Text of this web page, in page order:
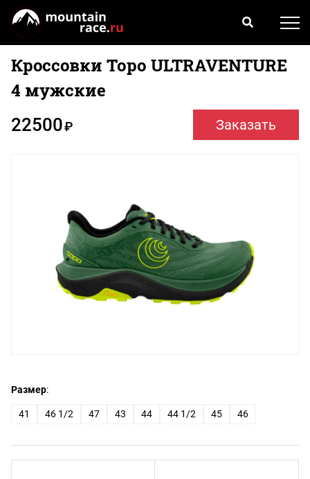
Кроссовки Topo ULTRAVENTURE
4 мужские
22500₽ Заказать
Размер:
41 46 1/2 47 43 44 44 1/2 45 46